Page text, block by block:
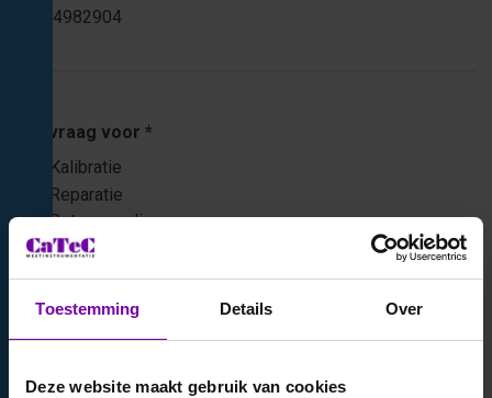
Toestemming Details Over
Deze website maakt gebruik van cookies
26-64982904
Aanvraag voor
Kalibratie
Reparatie
Retourzending
Type
Serienummer